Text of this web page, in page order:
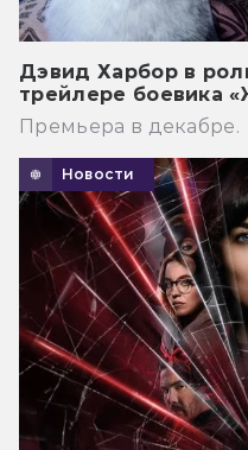
Дэвид Харбор в
трейлере боевика
Премьера в декабре.
Новости